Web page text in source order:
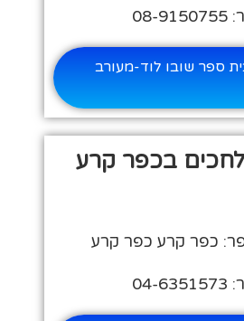
ספר שובו לוד-מעורב
בכפר קרע
כפר קרע כפר קרע